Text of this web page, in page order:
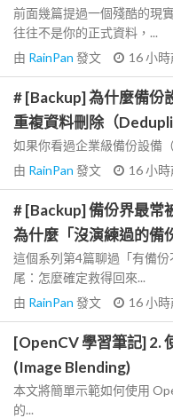
前面幾篇提過一個殘酷的現
往往不是你的正式資料，...
由 RainPan 發文 16 小
# [Backup] 為什麼備份
重複資料刪除（
如果你看過企業級備份設備
由 RainPan 發文 16 小
# [Backup] 備份界最常
為什麼「沒演練過的備
這個系列第4篇聊過「有備
尾：怎麼確定救得回來...
由 RainPan 發文 16 小
[OpenCV 學習筆記] 2.
(Image Blending)
本文將簡單示範如何使用
的...